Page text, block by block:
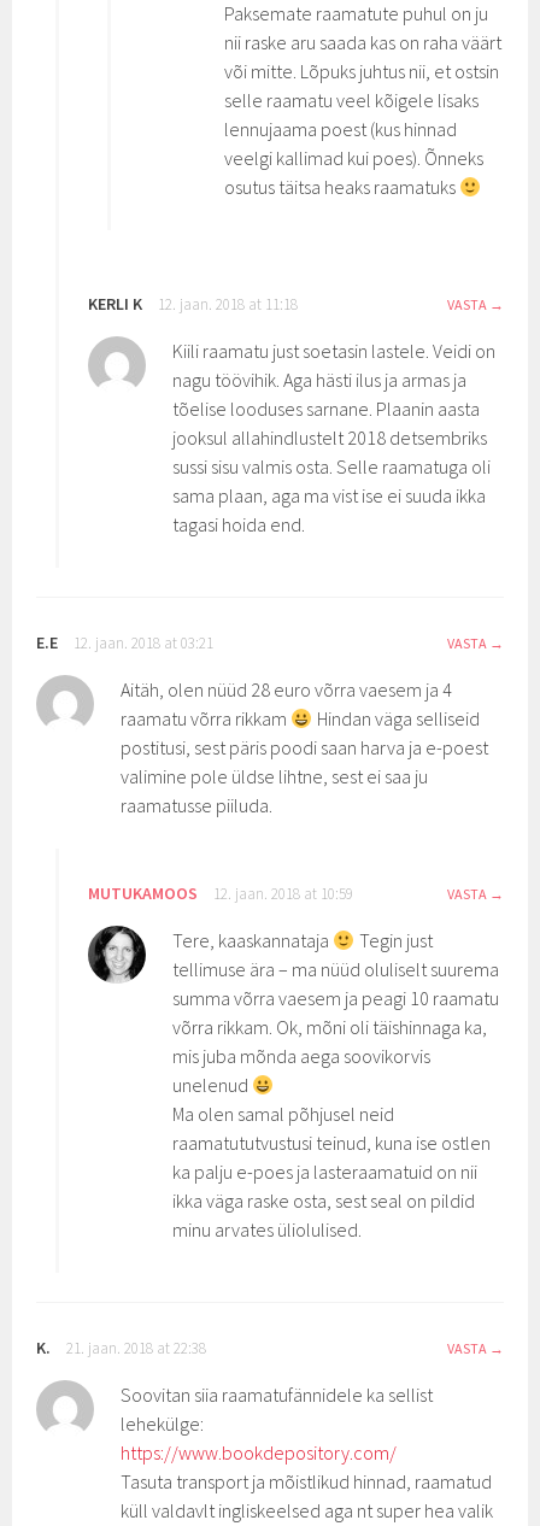
Paksemate raamatute puhul on ju
nii raske aru saada kas on raha väärt
või mitte. Lõpuks juhtus nii, et ostsin
selle raamatu veel kõigele lisaks
lennujaama poest (kus hinnad
veelgi kallimad kui poes). Õnneks
osutus täitsa heaks raamatuks
KERLI K 12. jaan. 2018 at 11:18 VASTA
Kiili raamatu just soetasin lastele. Veidi on
nagu töövihik. Aga hästi ilus ja armas ja
tõelise looduses sarnane. Plaanin aasta
jooksul allahindlustelt 2018 detsembriks
sussi sisu valmis osta. Selle raamatuga oli
sama plaan, aga ma vist ise ei suuda ikka
tagasi hoida end.
E.E 12. jaan. 2018 at 03:21 VASTA
Aitäh, olen nüüd 28 euro võrra vaesem ja 4
raamatu võrra rikkam
Hindan väga selliseid
postitusi, sest päris poodi saan harva ja e-poest
valimine pole üldse lihtne, sest ei saa ju
raamatusse piiluda.
MUTUKAMOOS 12. jaan. 2018 at 10:59 VASTA
Tere, kaaskannataja
Tegin just
tellimuse ära – ma nüüd oluliselt suurema
summa võrra vaesem ja peagi 10 raamatu
võrra rikkam. Ok, mõni oli täishinnaga ka,
mis juba mõnda aega soovikorvis
unelenud
Ma olen samal põhjusel neid
raamatututvustusi teinud, kuna ise ostlen
ka palju e-poes ja lasteraamatuid on nii
ikka väga raske osta, sest seal on pildid
minu arvates üliolulised.
K. 21. jaan. 2018 at 22:38 VASTA
Soovitan siia raamatufännidele ka sellist
lehekülge:
https://www.bookdepository.com/
Tasuta transport ja mõistlikud hinnad, raamatud
küll valdavlt ingliskeelsed aga nt super hea valik